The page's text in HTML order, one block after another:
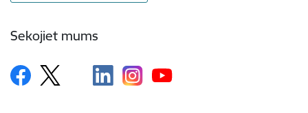
Sekojiet mums